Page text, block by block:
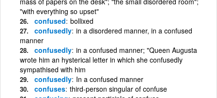
"with everything so upset"
confused bollixed
confusedly in a disordered manner, in a confused
manner
confusedly in a confused manner; "Queen Augusta
wrote him an hysterical letter in which she confusedly
sympathised with him
confusedly In a confused manner
confuses third-person singular of confuse